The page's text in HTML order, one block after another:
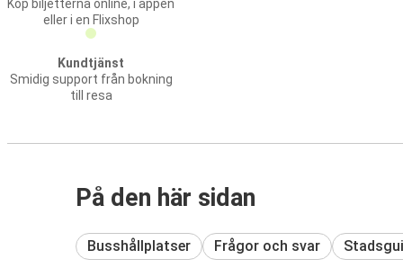
Köp biljetterna online, i appen
eller i en Flixshop
Kundtjänst
Smidig support från bokning
till resa
På den här sidan
Busshållplatser Frågor och svar